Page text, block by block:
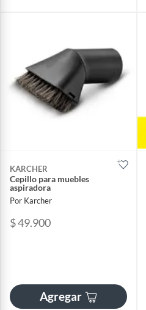
KARCHER
Cepillo para muebles
aspiradora
Por Karcher
$ 49.900
Agregar